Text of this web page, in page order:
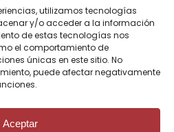
utilizamos tecnologías
y/o acceder a la información
de estas tecnologías nos
el comportamiento de
únicas en este sitio. No
puede afectar negativamente
Aceptar
de la
de la
de formación en
jóvenes
Unión Europea